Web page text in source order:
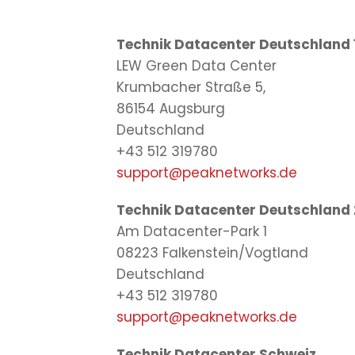
Technik Datacenter Deutschland
LEW Green Data Center
Krumbacher Straße 5,
86154 Augsburg
Deutschland
+43 512 319780
support@peaknetworks.de
Technik Datacenter Deutschland
Am Datacenter-Park 1
08223 Falkenstein/Vogtland
Deutschland
+43 512 319780
support@peaknetworks.de